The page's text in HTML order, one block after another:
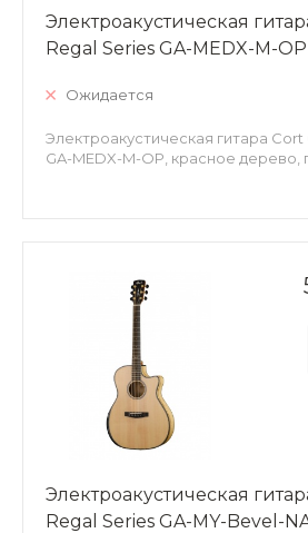
Электроакустическая
Regal Series GA-MEDX-M-OP
Ожидается
Электроакустическая гитара
GA-MEDX-M-OP, красное
Электроакустическая
Regal Series GA-MY-Bevel-